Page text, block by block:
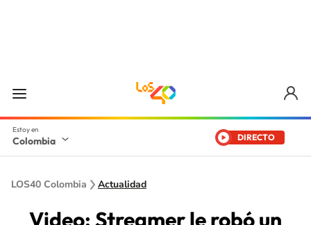
Colombia DIRECTO
LOS40 Colombia Actualidad
Video: Streamer le robó un